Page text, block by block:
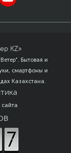
быстрее.
хватит
берите для
Для
KZ»
Бытовая и
смартфоны и
Казахстана.
сайта